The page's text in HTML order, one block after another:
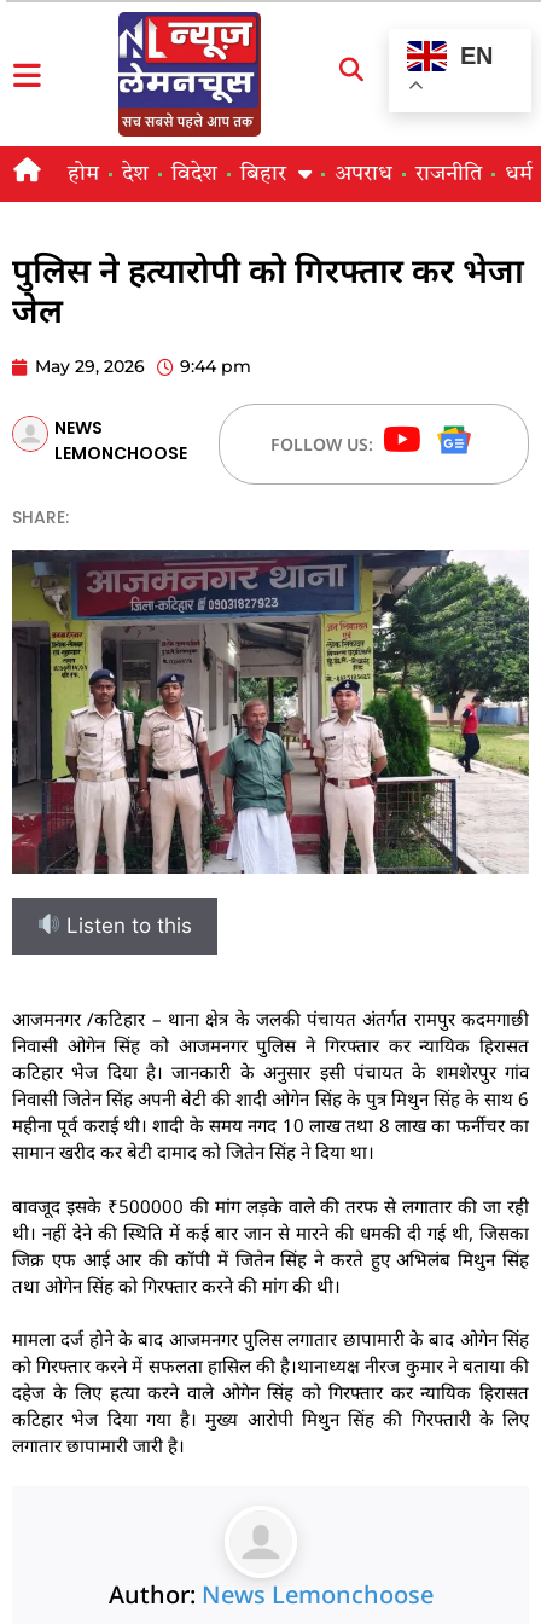
EN
होम देश विदेश बिहार अपराध राजनीति धर्म
पुलिस ने हत्यारोपी को गिरफ्तार कर भेजा
जेल
May 29, 2026 9:44 pm
NEWS
LEMONCHOOSE
FOLLOW US:
SHARE:
Listen to this
आजमनगर /कटिहार – थाना क्षेत्र के जलकी पंचायत अंतर्गत रामपुर कदमगाछी
निवासी ओगेन सिंह को आजमनगर पुलिस ने गिरफ्तार कर न्यायिक हिरासत
कटिहार भेज दिया है। जानकारी के अनुसार इसी पंचायत के शमशेरपुर गांव
निवासी जितेन सिंह अपनी बेटी की शादी ओगेन सिंह के पुत्र मिथुन सिंह के साथ 6
महीना पूर्व कराई थी। शादी के समय नगद 10 लाख तथा 8 लाख का फर्नीचर का
सामान खरीद कर बेटी दामाद को जितेन सिंह ने दिया था।
बावजूद इसके ₹500000 की मांग लड़के वाले की तरफ से लगातार की जा रही
थी। नहीं देने की स्थिति में कई बार जान से मारने की धमकी दी गई थी, जिसका
जिक्र एफ आई आर की कॉपी में जितेन सिंह ने करते हुए अभिलंब मिथुन सिंह
तथा ओगेन सिंह को गिरफ्तार करने की मांग की थी।
मामला दर्ज होने के बाद आजमनगर पुलिस लगातार छापामारी के बाद ओगेन सिंह
को गिरफ्तार करने में सफलता हासिल की है।थानाध्यक्ष नीरज कुमार ने बताया की
दहेज के लिए हत्या करने वाले ओगेन सिंह को गिरफ्तार कर न्यायिक हिरासत
कटिहार भेज दिया गया है। मुख्य आरोपी मिथुन सिंह की गिरफ्तारी के लिए
लगातार छापामारी जारी है।
Author: News Lemonchoose